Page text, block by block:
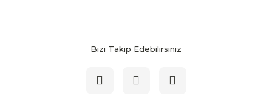
Bizi Takip Edebilirsiniz